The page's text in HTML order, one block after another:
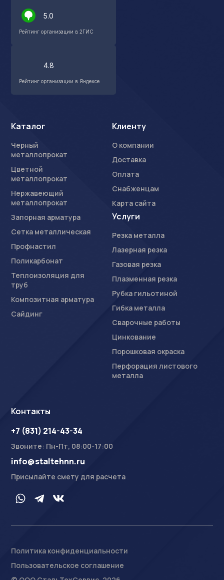
5.0
Рейтинг организации в 2ГИС
4.8
Рейтинг организации в Яндексе
Каталог
Черный
металлопрокат
Цветной
металлопрокат
Нержавеющий
металлопрокат
Запорная арматура
Сетка металлическая
Профнастил
Поликарбонат
Теплоизоляция для
труб
Композитная арматура
Сайдинг
Клиенту
О компании
Доставка
Оплата
Снабженцам
Карта сайта
Услуги
Резка металла
Лазерная резка
Газовая резка
Плазменная резка
Рубка гильотиной
Гибка металла
Сварочные работы
Цинкование
Порошковая окраска
Перфорация листового
металла
Контакты
+7 (831) 214-43-34
Звоните: Пн-Пт, 08:00-17:00
info@staltehnn.ru
Присылайте смету для расчета
Политика конфиденциальности
Пользовательское соглашение
На сайте осуществляется обработка пользовательских